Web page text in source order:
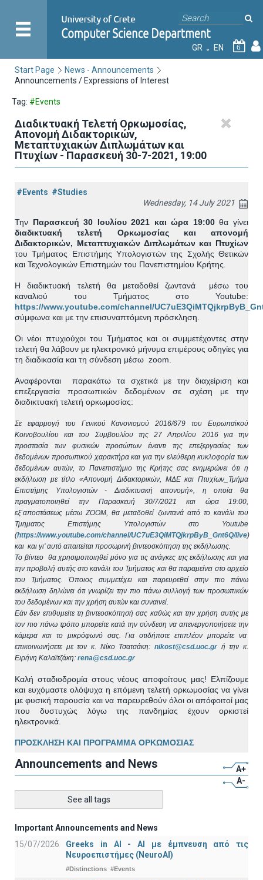
GR EN 6
Start Page
News - Announcements
Announcements / Expressions of Interest
Tag: #Events
Διαδικτυακή Τελετή Ορκωμοσίας,
Απονομή Διδακτορικών,
Μεταπτυχιακών Διπλωμάτων και
Πτυχίων - Παρασκευή 30-7-2021, 19:00
#Events #Studies
Wednesday, 14 July 2021
Την Παρασκευή 30 Ιουλίου 2021 και ώρα 19:00θα γίνει
διαδικτυακή τελετή Ορκωμοσίας και απονομή
Διδακτορικών, Μεταπτυχιακών Διπλωμάτων και Πτυχίων
του Τμήματος Επιστήμης Υπολογιστών της Σχολής Θετικών
και Τεχνολογικών Επιστημών του Πανεπιστημίου Κρήτης.
Η διαδικτυακή τελετή θα μεταδοθεί ζωντανά μέσω του
καναλιού του Τμήματος στο Youtube:
https://www.youtube.com/channel/
σύμφωνα και με την επισυναπτόμενη πρόσκληση.
Οι νέοι πτυχιούχοι του Τμήματος και οι συμμετέχοντες στην
τελετή θα λάβουν με ηλεκτρονικό μήνυμα επιμέρους οδηγίες για
τη διαδικασία και τη σύνδεση μέσω zoom.
Αναφέρονται παρακάτω τα σχετικά με την διαχείριση και
επεξεργασία προσωπικών δεδομένων σε σχέση με την
διαδικτυακή τελετή ορκωμοσίας:
Σε εφαρμογή του Γενικού Κανονισμού 2016/679 του Ευρωπαϊκού
Κοινοβουλίου και του Συμβουλίου της 27 Απριλίου 2016 για την
προστασία των φυσικών προσώπων έναντι της επεξεργασίας των
δεδομένων προσωπικού χαρακτήρα και για την ελεύθερη κυκλοφορία των
δεδομένων αυτών, το Πανεπιστήμιο της Κρήτης σας ενημερώνει ότι η
εκδήλωση με τίτλο «Απονομή Διδακτορικών, ΜΔΕ και Πτυχίων_Τμήμα
Επιστήμης Υπολογιστών - Διαδικτυακή απονομή», η οποία θα
πραγματοποιηθεί την Παρασκευή 30/7/2021 και ώρα 19:00,
εξ΄αποστάσεως μέσω ZOOM, θα μεταδοθεί ζωντανά από το κανάλι του
Τμηματος Επιστήμης Υπολογιστών στο Youtube
(https://www.youtube.com/channel/UC7uE3QiMTQjkrpByB_Gnt6Q/live)
και και γι' αυτό απαιτείται προσωρινή βιντεοσκόπηση της εκδήλωσης.
Το βίντεο θα χρησιμοποιηθεί μόνο για τις ανάγκες της εκδήλωσης και για
την προβολή αυτής στο κανάλι του Τμήματος και θα παραμείνει στο αρχείο
του Τμήματος. Όποιος συμμετέχει και παρευρεθεί στην πιο πάνω
εκδήλωση δηλώνει ότι γνωρίζει την πιο πάνω συλλογή των προσωπικών
του δεδομένων και την χρήση αυτών και συναινεί.
Εάν δεν επιθυμείτε τη βιντεοσκόπησή σας καθώς και την χρήση αυτής με
τον πιο πάνω τρόπο μπορείτε κατά την σύνδεση να απενεργοποιήσετε την
κάμερα και το μικρόφωνό σας. Για οτιδήποτε επιπλέον μπορείτε να
επικοινωνήσετε με τον κ. Νίκο Τσατσάκη: nikost@csd.uoc.grή την κ.
Ειρήνη Καλαϊτζάκη: rena@csd.uoc.gr
Καλή σταδιοδρομία στους νέους αποφοίτους μας! Ελπίζουμε
και ευχόμαστε ολόψυχα η επόμενη τελετή ορκωμοσίας να γίνει
με φυσική παρουσία και να παρευρεθούν όλοι οι απόφοιτοί μας
που δυστυχώς λόγω της πανδημίας έχουν ορκιστεί
ηλεκτρονικά.
ΠΡΟΣΚΛΗΣΗ ΚΑΙ ΠΡΟΓΡΑΜΜΑ ΟΡΚΩΜΟΣΙΑΣ
Announcements and News
A+
A-
See all tags
Important Announcements and News
15/07/2026
Greeks in AI - ΑΙ με έμπνευση από τις
Νευροεπιστήμες (NeuroAI)
#Distinctions #Events